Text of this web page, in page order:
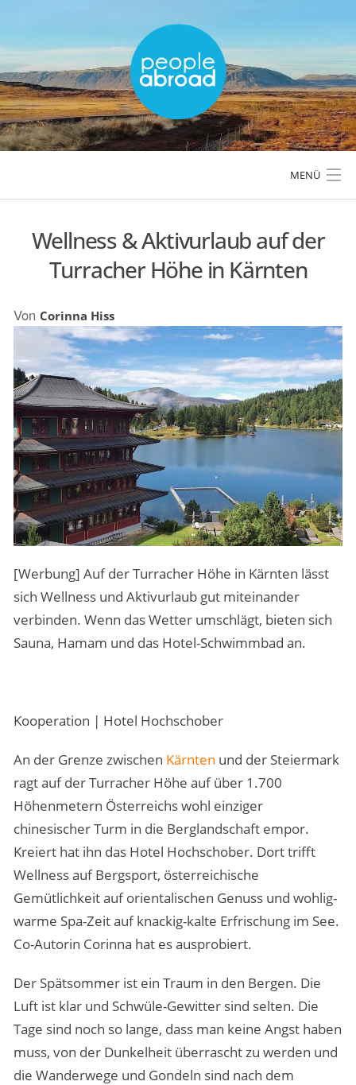
content
MENÜ
LÄNDER & REGIONEN
AKTIVREISEN & OUTDOOR
MENSCHEN & STORIES
ÜBER PEOPLE ABROAD
Wellness & Aktivurlaub auf der
Turracher Höhe in Kärnten
Von Corinna Hiss
[Werbung] Auf der Turracher Höhe in Kärnten lässt
sich Wellness und Aktivurlaub gut miteinander
verbinden. Wenn das Wetter umschlägt, bieten sich
Sauna, Hamam und das Hotel-Schwimmbad an.
Kooperation | Hotel Hochschober
An der Grenze zwischen Kärnten und der Steiermark
ragt auf der Turracher Höhe auf über 1.700
Höhenmetern Österreichs wohl einziger
chinesischer Turm in die Berglandschaft empor.
Kreiert hat ihn das Hotel Hochschober. Dort trifft
Wellness auf Bergsport, österreichische
Gemütlichkeit auf orientalischen Genuss und wohlig-
warme Spa-Zeit auf knackig-kalte Erfrischung im See.
Co-Autorin Corinna hat es ausprobiert.
Der Spätsommer ist ein Traum in den Bergen. Die
Luft ist klar und Schwüle-Gewitter sind selten. Die
Tage sind noch so lange, dass man keine Angst haben
muss, von der Dunkelheit überrascht zu werden und
die Wanderwege und Gondeln sind nach dem